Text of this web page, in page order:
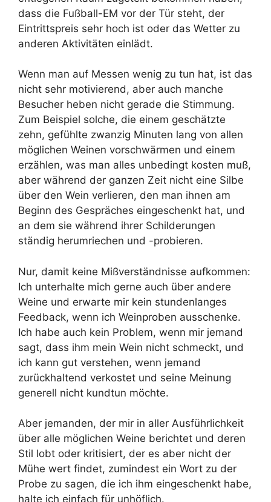
dass die Fußball-EM vor der Tür steht, der
Eintrittspreis sehr hoch ist oder das Wetter zu
anderen Aktivitäten einlädt.
Wenn man auf Messen wenig zu tun hat, ist das
nicht sehr motivierend, aber auch manche
Besucher heben nicht gerade die Stimmung.
Zum Beispiel solche, die einem geschätzte
zehn, gefühlte zwanzig Minuten lang von allen
möglichen Weinen vorschwärmen und einem
erzählen, was man alles unbedingt kosten muß,
aber während der ganzen Zeit nicht eine Silbe
über den Wein verlieren, den man ihnen am
Beginn des Gespräches eingeschenkt hat, und
an dem sie während ihrer Schilderungen
ständig herumriechen und -probieren.
Nur, damit keine Mißverständnisse aufkommen:
Ich unterhalte mich gerne auch über andere
Weine und erwarte mir kein stundenlanges
Feedback, wenn ich Weinproben ausschenke.
Ich habe auch kein Problem, wenn mir jemand
sagt, dass ihm mein Wein nicht schmeckt, und
ich kann gut verstehen, wenn jemand
zurückhaltend verkostet und seine Meinung
generell nicht kundtun möchte.
Aber jemanden, der mir in aller Ausführlichkeit
über alle möglichen Weine berichtet und deren
Stil lobt oder kritisiert, der es aber nicht der
Mühe wert findet, zumindest ein Wort zu der
Probe zu sagen, die ich ihm eingeschenkt habe,
halte ich einfach für unhöflich.